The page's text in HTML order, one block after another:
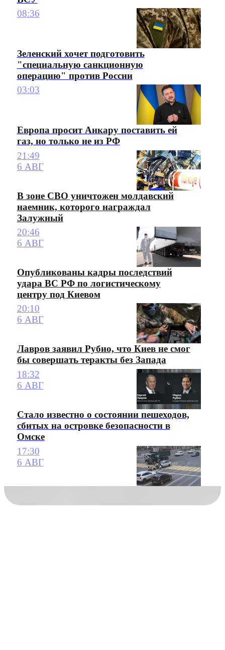
08:36
Зеленский хочет подготовить
"специальную санкционную
операцию" против России
03:03
Европа просит Анкару поставить ей
газ, но только не из РФ
21:49
6 АВГ
В зоне СВО уничтожен молдавский
наемник, которого награждал
Залужный
20:46
6 АВГ
Опубликованы кадры последствий
удара ВС РФ по логистическому
центру под Киевом
20:10
6 АВГ
Лавров заявил Рубио, что Киев не смог
бы совершать теракты без Запада
18:32
6 АВГ
Стало известно о состоянии пешеходов,
сбитых на островке безопасности в
Омске
17:30
6 АВГ